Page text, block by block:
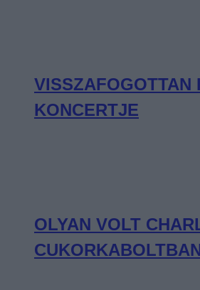
VISSZAFOGOTTAN
KONCERTJE
OLYAN VOLT